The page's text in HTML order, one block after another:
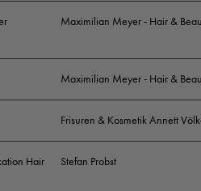
Maximilian Meyer - Hair &
Maximilian Meyer - Hair &
Frisuren & Kosmetik Annett
Hair
Stefan Probst
Sprach- und
direkten Arbeit an unseren Kunden
Arbeitsweise
Weiterbildung